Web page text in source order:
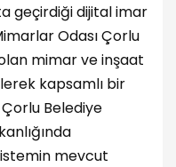
geçirdiği dijital imar
Odası Çorlu
mimar ve inşaat
kapsamlı bir
Belediye
mevcut